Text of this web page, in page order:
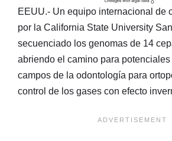
EEUU.- Un equipo internacional de
por la California State University
secuenciado los genomas de 14
abriendo el camino para
campos de la odontología para
control de los gases con efecto